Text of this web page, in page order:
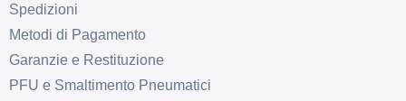
Spedizioni
Metodi di Pagamento
Garanzie e Restituzione
PFU e Smaltimento Pneumatici